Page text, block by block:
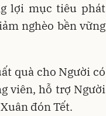
lợi mục tiêu phát
nghèo bền vững
quà cho Người có
viên, hỗ trợ Người
đón Tết.